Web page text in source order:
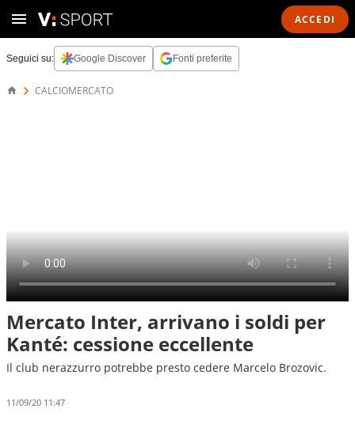
ACCEDI
Seguici su: Google Discover Fonti preferite
CALCIOMERCATO
Mercato Inter, arrivano i soldi per
Kanté: cessione eccellente
Il club nerazzurro potrebbe presto cedere Marcelo Brozovic.
11/09/20 11:47